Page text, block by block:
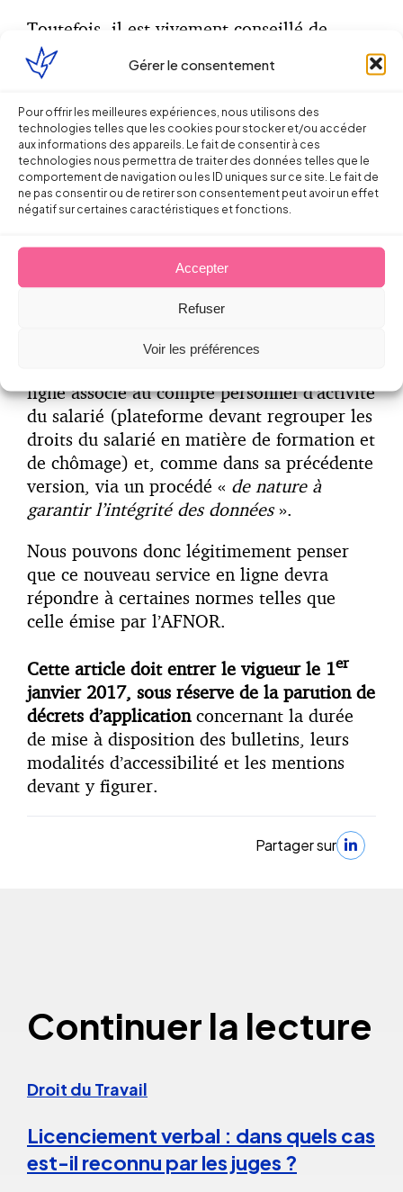
Gérer le consentement
Pour offrir les meilleures expériences, nous utilisons des
technologies telles que les cookies pour stocker et/ou accéder
aux informations des appareils. Le fait de consentir à ces
technologies nous permettra de traiter des données telles que le
comportement de navigation ou les ID uniques sur ce site. Le fait de
ne pas consentir ou de retirer son consentement peut avoir un effet
négatif sur certaines caractéristiques et fonctions.
Accepter
Refuser
Voir les préférences
Toutefois, il est vivement conseillé de
s’orienter vers un prestataire respectant la
norme de sécurité Z42-025 émise par
La loi n°2016-1088 du 8 aout 2016 dite
« loi travail » a fait un nouveau pas vers
cette dématérialisation en autorisant les
employeurs à avoir recours à ce procédé
, pourvu que ces derniers ne s’y
opposent pas expressément.
travail précise également que les données
ligne associé au compte personnel d’activité
du salarié (plateforme devant regrouper les
droits du salarié en matière de formation et
de chômage) et, comme dans sa précédente
version, via un procédé « de nature à
garantir l’intégrité des données».
Nous pouvons donc légitimement penser
que ce nouveau service en ligne devra
répondre à certaines normes telles que
celle émise par l’AFNOR.
Cette article doit entrer le vigueur le 1er
janvier 2017, sous réserve de la parution de
décrets d’applicationconcernant la durée
de mise à disposition des bulletins, leurs
modalités d’accessibilité et les mentions
devant y figurer.
Partager sur
Continuer la lecture
Droit du Travail
Licenciement verbal : dans quels cas
est-il reconnu par les juges ?